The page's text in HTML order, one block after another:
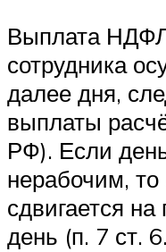
Выплата
сотрудника
далее дня,
выплаты
РФ). Если
нерабочим,
сдвигается
день (п. 7 ст.